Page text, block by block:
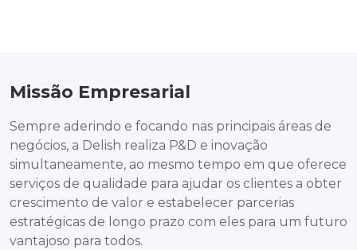
Missão Empresarial
Sempre aderindo e focando nas principais áreas de
negócios, a Delish realiza P&D e inovação
simultaneamente, ao mesmo tempo em que oferece
serviços de qualidade para ajudar os clientes a obter
crescimento de valor e estabelecer parcerias
estratégicas de longo prazo com eles para um futuro
vantajoso para todos.